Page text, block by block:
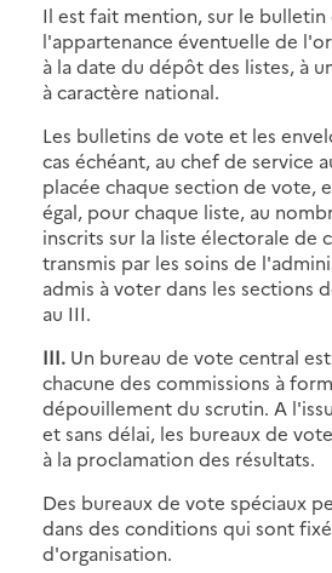
Il est fait mention, sur le bulletin
l'appartenance éventuelle de
à la date du dépôt des listes, à
à caractère national.
Les bulletins de vote et les
cas échéant, au chef de service
placée chaque section de vote,
égal, pour chaque liste, au
inscrits sur la liste électorale de
transmis par les soins de
admis à voter dans les sections
au III.
III. Un bureau de vote central
chacune des commissions à
dépouillement du scrutin. A
et sans délai, les bureaux de
à la proclamation des résultats.
Des bureaux de vote spéciaux
dans des conditions qui sont
d'organisation.